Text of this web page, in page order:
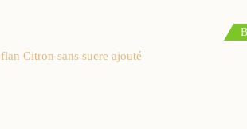
Citron sans sucre ajouté